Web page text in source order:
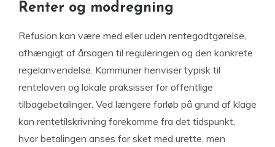
Renter og modregning
Refusion kan være med eller uden rentegodtgørelse,
afhængigt af årsagen til reguleringen og den konkrete
regelanvendelse. Kommuner henviser typisk til
renteloven og lokale praksisser for offentlige
tilbagebetalinger. Ved længere forløb på grund af klage
kan rentetilskrivning forekomme fra det tidspunkt,
hvor betalingen anses for sket med urette, men